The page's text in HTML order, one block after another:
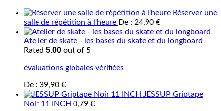
Réserver une
salle de répétition à l'heure De : 24,90 €
Atelier de skate - les bases du skate et du longboard
Rated 5.00 out of 5
évaluations globales vérifiées
De : 39,90 €
JESSUP Griptape
Noir 11 INCH 0,79 €